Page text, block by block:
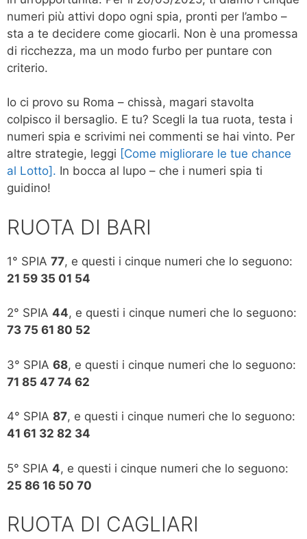
numeri più attivi dopo ogni spia, pronti per l’ambo –
sta a te decidere come giocarli. Non è una promessa
di ricchezza, ma un modo furbo per puntare con
criterio.
Io ci provo su Roma – chissà, magari stavolta
colpisco il bersaglio. E tu? Scegli la tua ruota, testa i
numeri spia e scrivimi nei commenti se hai vinto. Per
altre strategie, leggi [Come migliorare le tue chance
al Lotto]. In bocca al lupo – che i numeri spia ti
guidino!
RUOTA DI BARI
1° SPIA 77, e questi i cinque numeri che lo seguono:
21 59 35 01 54
2° SPIA 44, e questi i cinque numeri che lo seguono:
73 75 61 80 52
3° SPIA 68, e questi i cinque numeri che lo seguono:
71 85 47 74 62
4° SPIA 87, e questi i cinque numeri che lo seguono:
41 61 32 82 34
5° SPIA 4, e questi i cinque numeri che lo seguono:
25 86 16 50 70
RUOTA DI CAGLIARI